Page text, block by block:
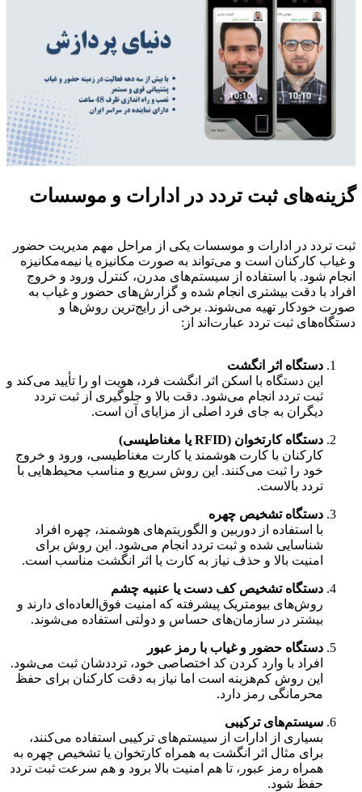
گزینه‌های ثبت تردد در ادارات و موسسات
ثبت تردد در ادارات و موسسات یکی از مراحل مهم مدیریت حضور
و غیاب کارکنان است و می‌تواند به صورت مکانیزه یا نیمه‌مکانیزه
انجام شود. با استفاده از سیستم‌های مدرن، کنترل ورود و خروج
افراد با دقت بیشتری انجام شده و گزارش‌های حضور و غیاب به
صورت خودکار تهیه می‌شوند. برخی از رایج‌ترین روش‌ها و
دستگاه‌های ثبت تردد عبارت‌اند از:
دستگاه اثر انگشت
این دستگاه با اسکن اثر انگشت فرد، هویت او را تأیید می‌کند و
ثبت تردد انجام می‌شود. دقت بالا و جلوگیری از ثبت تردد
دیگران به جای فرد اصلی از مزایای آن است.
دستگاه کارتخوان (RFID یا مغناطیسی)
کارکنان با کارت هوشمند یا کارت مغناطیسی، ورود و خروج
خود را ثبت می‌کنند. این روش سریع و مناسب محیط‌هایی با
تردد بالاست.
دستگاه تشخیص چهره
با استفاده از دوربین و الگوریتم‌های هوشمند، چهره افراد
شناسایی شده و ثبت تردد انجام می‌شود. این روش برای
امنیت بالا و حذف نیاز به کارت یا اثر انگشت مناسب است.
دستگاه تشخیص کف دست یا عنبیه چشم
روش‌های بیومتریک پیشرفته که امنیت فوق‌العاده‌ای دارند و
بیشتر در سازمان‌های حساس و دولتی استفاده می‌شوند.
دستگاه حضور و غیاب با رمز عبور
افراد با وارد کردن کد اختصاصی خود، ترددشان ثبت می‌شود.
این روش کم‌هزینه است اما نیاز به دقت کارکنان برای حفظ
محرمانگی رمز دارد.
سیستم‌های ترکیبی
بسیاری از ادارات از سیستم‌های ترکیبی استفاده می‌کنند،
برای مثال اثر انگشت به همراه کارتخوان یا تشخیص چهره به
همراه رمز عبور، تا هم امنیت بالا برود و هم سرعت ثبت تردد
حفظ شود.